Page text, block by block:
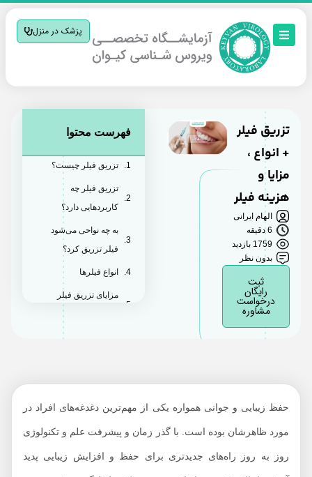
پزشک در منزل
تزریق فیلر
+ انواع ،
مزایا و
هزینه فیلر
الهام ایرانی
6 دقیقه
1759 بازدید
بدون نظر
رایگان
درخواست
مشاوره
فهرست محتوا
تزریق فیلر چیست؟
تزریق فیلر چه
کاربردهایی دارد؟
به چه نواحی می‌شود
فیلر تزریق کرد؟
انواع فیلرها
مزایای تزریق فیلر
حفظ زیبایی و جوانی همواره یکی از مهم‌ترین دغدغه‌های افراد در
مورد ظاهرشان بوده است. با گذر زمان و پیشرفت علم و تکنولوژی
روز به روز راه‌های جدیدتری برای حفظ و افزایش زیبایی پدید